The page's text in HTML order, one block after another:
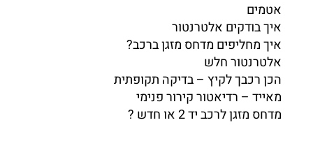
אטמים
איך בודקים אלטרנטור
איך מחליפים מדחס מזגן ברכב?
אלטרנטור חלש
הכן רכבך לקיץ – בדיקה תקופתית
מאייד – רדיאטור קירור פנימי
מדחס מזגן לרכב יד 2 או חדש ?